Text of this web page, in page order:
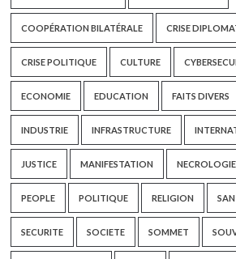
COOPÉRATION BILATÉRALE CRISE
CRISE POLITIQUE CULTURE
ECONOMIE EDUCATION FAITS DIVERS
INDUSTRIE INFRASTRUCTURE
JUSTICE MANIFESTATION NECROLOGIE
PEOPLE POLITIQUE RELIGION
SECURITE SOCIETE SOMMET